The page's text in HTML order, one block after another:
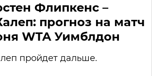
Флипкенс –
прогноз на матч
WTA Уимблдон
пройдет дальше.